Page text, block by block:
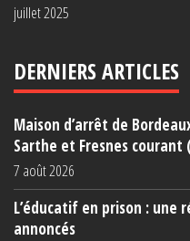
juillet 2025
DERNIERS ARTICLES
Maison d’arrêt de
Sarthe et Fresnes courant
7 août 2026
L’éducatif en prison :
annoncés